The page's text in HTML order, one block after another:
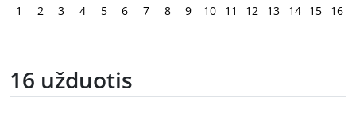
1 2 3 4 5 6 7 8 9 10 11 12 13 14 15 16
16 užduotis